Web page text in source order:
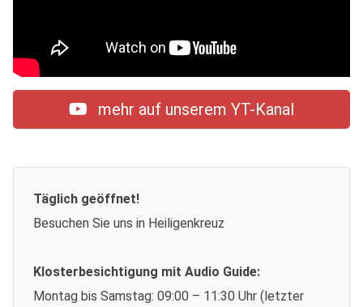
mehr auf unserem YT-Kanal
Täglich geöffnet!
Besuchen Sie uns in Heiligenkreuz
Klosterbesichtigung mit Audio Guide:
Montag bis Samstag: 09:00 – 11:30 Uhr (letzter